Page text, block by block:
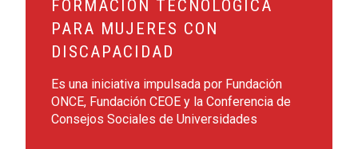
FORMACIÓN TECNOLÓGICA
PARA MUJERES CON
DISCAPACIDAD
Es una iniciativa impulsada por Fundación
ONCE, Fundación CEOE y la Conferencia de
Consejos Sociales de Universidades